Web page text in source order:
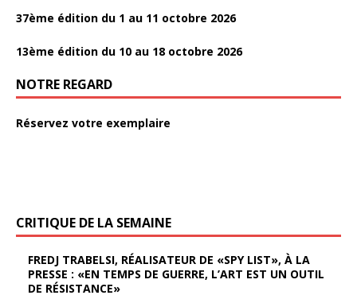
37ème édition du 1 au 11 octobre 2026
13ème édition du 10 au 18 octobre 2026
NOTRE REGARD
Réservez votre exemplaire
CRITIQUE DE LA SEMAINE
FREDJ TRABELSI, RÉALISATEUR DE «SPY LIST», À LA
PRESSE : «EN TEMPS DE GUERRE, L’ART EST UN OUTIL
DE RÉSISTANCE»